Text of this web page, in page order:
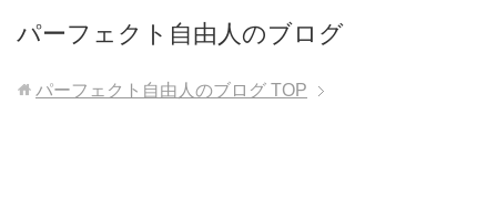
パーフェクト自由人のブログ
パーフェクト自由人のブログ TOP